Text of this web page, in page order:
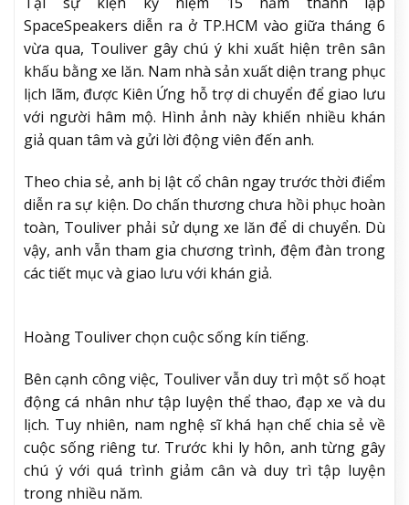
SpaceSpeakers diễn ra ở TP.HCM vào giữa tháng 6
vừa qua, Touliver gây chú ý khi xuất hiện trên sân
khấu bằng xe lăn. Nam nhà sản xuất diện trang phục
lịch lãm, được Kiên Ứng hỗ trợ di chuyển để giao lưu
với người hâm mộ. Hình ảnh này khiến nhiều khán
giả quan tâm và gửi lời động viên đến anh.
Theo chia sẻ, anh bị lật cổ chân ngay trước thời điểm
diễn ra sự kiện. Do chấn thương chưa hồi phục hoàn
toàn, Touliver phải sử dụng xe lăn để di chuyển. Dù
vậy, anh vẫn tham gia chương trình, đệm đàn trong
các tiết mục và giao lưu với khán giả.
Hoàng Touliver chọn cuộc sống kín tiếng.
Bên cạnh công việc, Touliver vẫn duy trì một số hoạt
động cá nhân như tập luyện thể thao, đạp xe và du
lịch. Tuy nhiên, nam nghệ sĩ khá hạn chế chia sẻ về
cuộc sống riêng tư. Trước khi ly hôn, anh từng gây
chú ý với quá trình giảm cân và duy trì tập luyện
trong nhiều năm.